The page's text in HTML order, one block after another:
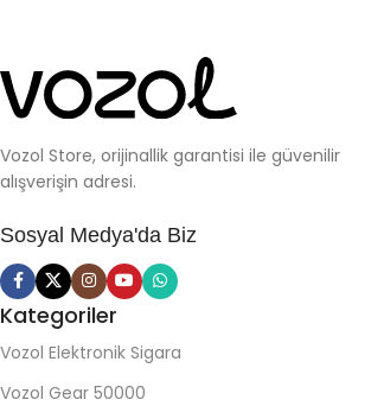
Vozol Store, orijinallik garantisi ile güvenilir
alışverişin adresi.
Sosyal Medya'da Biz
Kategoriler
Vozol Elektronik Sigara
Vozol Gear 50000